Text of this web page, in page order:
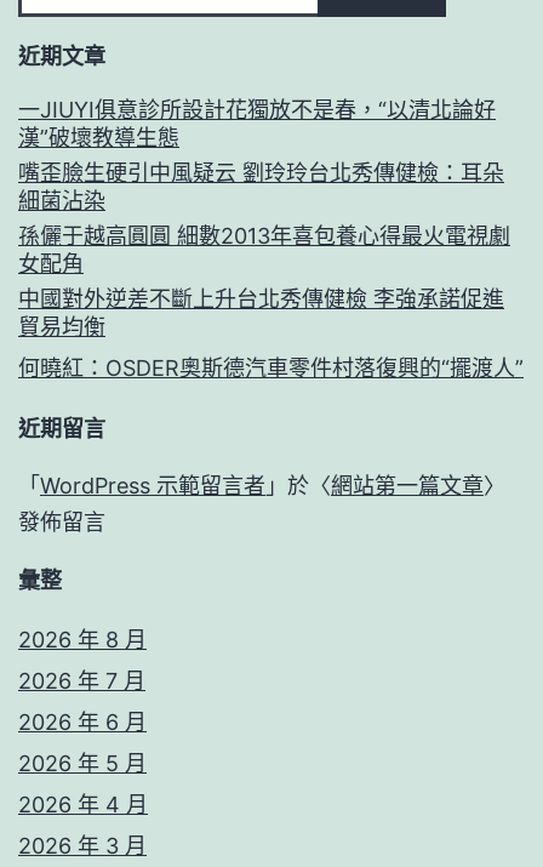
近期文章
一JIUYI俱意診所設計花獨放不是春，“以清北論好
漢”破壞教導生態
嘴歪臉生硬引中風疑云 劉玲玲台北秀傳健檢：耳朵
細菌沾染
孫儷于越高圓圓 細數2013年喜包養心得最火電視劇
女配角
中國對外逆差不斷上升台北秀傳健檢 李強承諾促進
貿易均衡
何曉紅：OSDER奧斯德汽車零件村落復興的“擺渡人”
近期留言
「 WordPress 示範留言者 」於〈網站第一篇文章〉
發佈留言
彙整
2026 年 8 月
2026 年 7 月
2026 年 6 月
2026 年 5 月
2026 年 4 月
2026 年 3 月